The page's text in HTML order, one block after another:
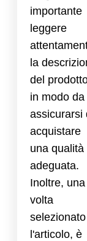
importante
leggere
la
del
in modo da
assicurarsi
acquistare
una qualità
adeguata.
Inoltre, una
volta
selezionato
l'articolo, è